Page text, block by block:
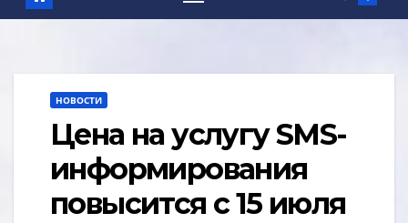
НОВОСТИ
Цена на услугу SMS-
информирования
повысится с 15 июля